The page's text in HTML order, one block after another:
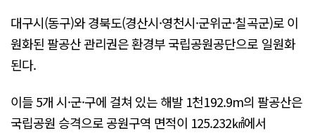
대구시(동구)와 경북도(경산시·영천시·군위군·칠곡군)로 이
원화된 팔공산 관리권은 환경부 국립공원공단으로 일원화
된다.
이들 5개 시·군·구에 걸쳐 있는 해발 1천192.9m의 팔공산은
국립공원 승격으로 공원구역 면적이 125.232㎢에서